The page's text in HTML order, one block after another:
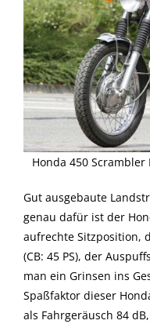
Honda 450 Scrambler
Gut ausgebaute
genau dafür ist der
aufrechte Sitzposition,
(CB: 45 PS), der
man ein Grinsen ins
Spaßfaktor dieser
als Fahrgeräusch 84